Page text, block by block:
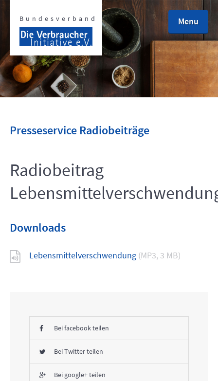
Bundesverband Menu
Presseservice Radiobeiträge
Radiobeitrag
Downloads
Lebensmittelverschwendung (MP3, 3 MB)
Bei facebook teilen
Bei Twitter teilen
Bei google+ teilen